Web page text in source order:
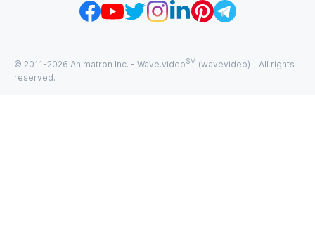
© 2011-2026 Animatron Inc. - Wave.videoSM (wavevideo) - All rights
reserved.